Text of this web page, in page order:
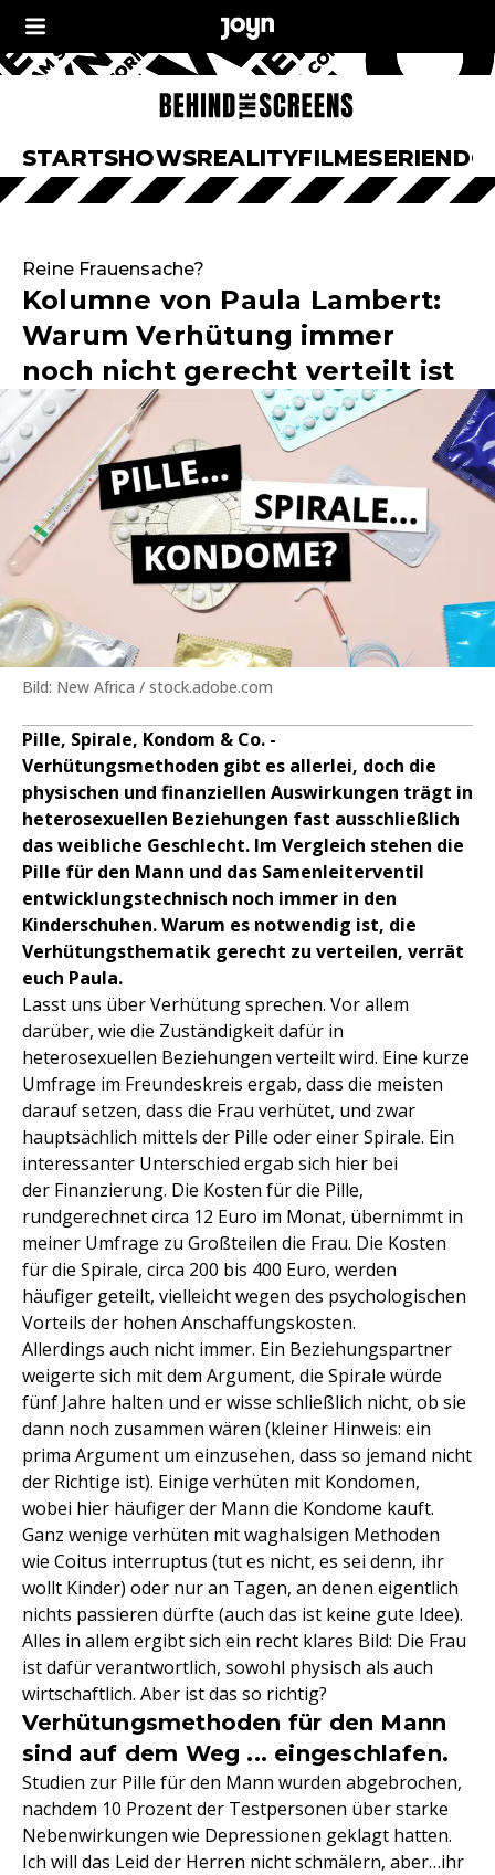
STARTSHOWSREALITYFILMESERIEN
Reine Frauensache?
Kolumne von Paula Lambert:
Warum Verhütung immer
noch nicht gerecht verteilt ist
Bild: New Africa / stock.adobe.com
Pille, Spirale, Kondom & Co. -
Verhütungsmethoden gibt es allerlei, doch die
physischen und finanziellen Auswirkungen trägt in
heterosexuellen Beziehungen fast ausschließlich
das weibliche Geschlecht. Im Vergleich stehen die
Pille für den Mann und das Samenleiterventil
entwicklungstechnisch noch immer in den
Kinderschuhen. Warum es notwendig ist, die
Verhütungsthematik gerecht zu verteilen, verrät
euch Paula.
Lasst uns über Verhütung sprechen. Vor allem
darüber, wie die Zuständigkeit dafür in
heterosexuellen Beziehungen verteilt wird. Eine kurze
Umfrage im Freundeskreis ergab, dass die meisten
darauf setzen, dass die Frau verhütet, und zwar
hauptsächlich mittels der Pille oder einer Spirale. Ein
interessanter Unterschied ergab sich hier bei
der Finanzierung. Die Kosten für die Pille,
rundgerechnet circa 12 Euro im Monat, übernimmt in
meiner Umfrage zu Großteilen die Frau. Die Kosten
für die Spirale, circa 200 bis 400 Euro, werden
häufiger geteilt, vielleicht wegen des psychologischen
Vorteils der hohen Anschaffungskosten.
Allerdings auch nicht immer. Ein Beziehungspartner
weigerte sich mit dem Argument, die Spirale würde
fünf Jahre halten und er wisse schließlich nicht, ob sie
dann noch zusammen wären (kleiner Hinweis: ein
prima Argument um einzusehen, dass so jemand nicht
der Richtige ist). Einige verhüten mit Kondomen,
wobei hier häufiger der Mann die Kondome kauft.
Ganz wenige verhüten mit waghalsigen Methoden
wie Coitus interruptus (tut es nicht, es sei denn, ihr
wollt Kinder) oder nur an Tagen, an denen eigentlich
nichts passieren dürfte (auch das ist keine gute Idee).
Alles in allem ergibt sich ein recht klares Bild: Die Frau
ist dafür verantwortlich, sowohl physisch als auch
wirtschaftlich. Aber ist das so richtig?
Verhütungsmethoden für den Mann
sind auf dem Weg ... eingeschlafen.
Studien zur Pille für den Mann wurden abgebrochen,
nachdem 10 Prozent der Testpersonen über starke
Nebenwirkungen wie Depressionen geklagt hatten.
Ich will das Leid der Herren nicht schmälern, aber…ihr